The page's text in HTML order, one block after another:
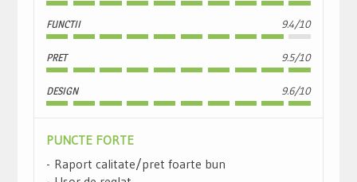
FUNCTII 9.4/10
PRET 9.5/10
DESIGN 9.6/10
PUNCTE FORTE
Raport calitate/pret foarte bun